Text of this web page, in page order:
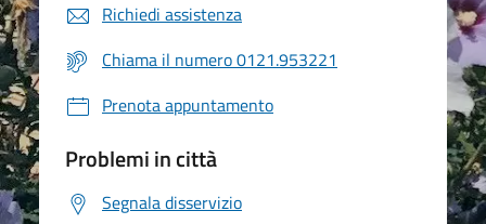
Richiedi assistenza
Chiama il numero 0121.953221
Prenota appuntamento
Problemi in città
Segnala disservizio